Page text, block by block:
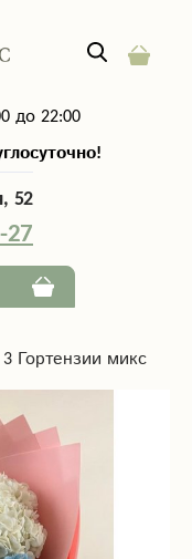
до 22:00
52
27
3 Гортензии микс